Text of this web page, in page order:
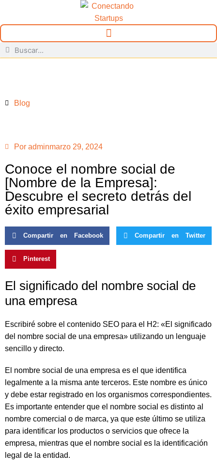
Blog
Por adminmarzo 29, 2024
Conoce el nombre social de
[Nombre de la Empresa]:
Descubre el secreto detrás del
éxito empresarial
Compartir en Facebook Compartir en Twitter
Pinterest
El significado del nombre social de
una empresa
Escribiré sobre el contenido SEO para el H2: «El significado
del nombre social de una empresa» utilizando un lenguaje
sencillo y directo.
El nombre social de una empresa es el que identifica
legalmente a la misma ante terceros. Este nombre es único
y debe estar registrado en los organismos correspondientes.
Es importante entender que el nombre social es distinto al
nombre comercial o de marca, ya que este último se utiliza
para identificar los productos o servicios que ofrece la
empresa, mientras que el nombre social es la identificación
legal de la entidad.